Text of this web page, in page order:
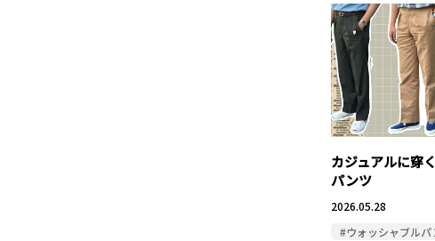
カジュアルに穿
パンツ
2026.05.28
#ウォッシャブルパ